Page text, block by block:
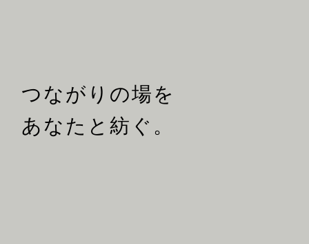
つながりの場を
あなたと紡ぐ。